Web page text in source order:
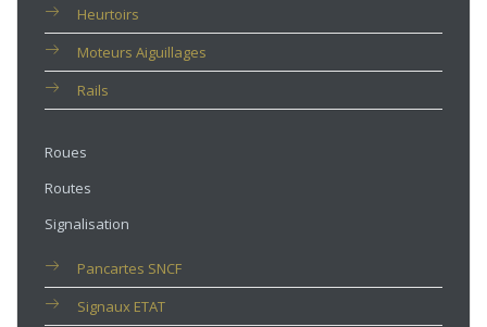
Heurtoirs
Moteurs Aiguillages
Rails
Roues
Routes
Signalisation
Pancartes SNCF
Signaux ETAT